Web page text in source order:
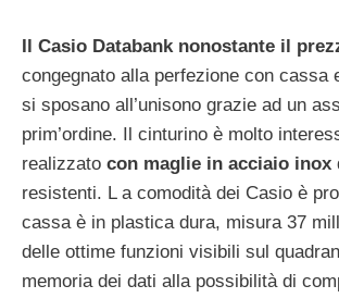
Il Casio Databank nonostante il
congegnato alla perfezione con cassa
si sposano all’unisono grazie ad un
prim’ordine. Il cinturino è molto
realizzato con maglie in acciaio inox
resistenti. L a comodità dei Casio è
cassa è in plastica dura, misura 37
delle ottime funzioni visibili sul
memoria dei dati alla possibilità di